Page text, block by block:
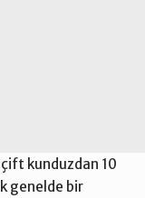
çift kunduzdan 10
genelde bir